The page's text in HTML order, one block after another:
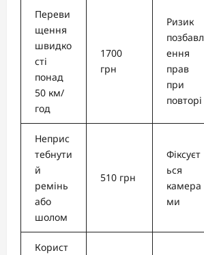
Переви
щення
швидко
сті
понад
50 км/
год
1700
грн
Ризик
позбавл
ення
прав
при
повторі
Неприс
тебнути
й
ремінь
або
шолом
510 грн
Фіксуєт
ься
камера
ми
Корист